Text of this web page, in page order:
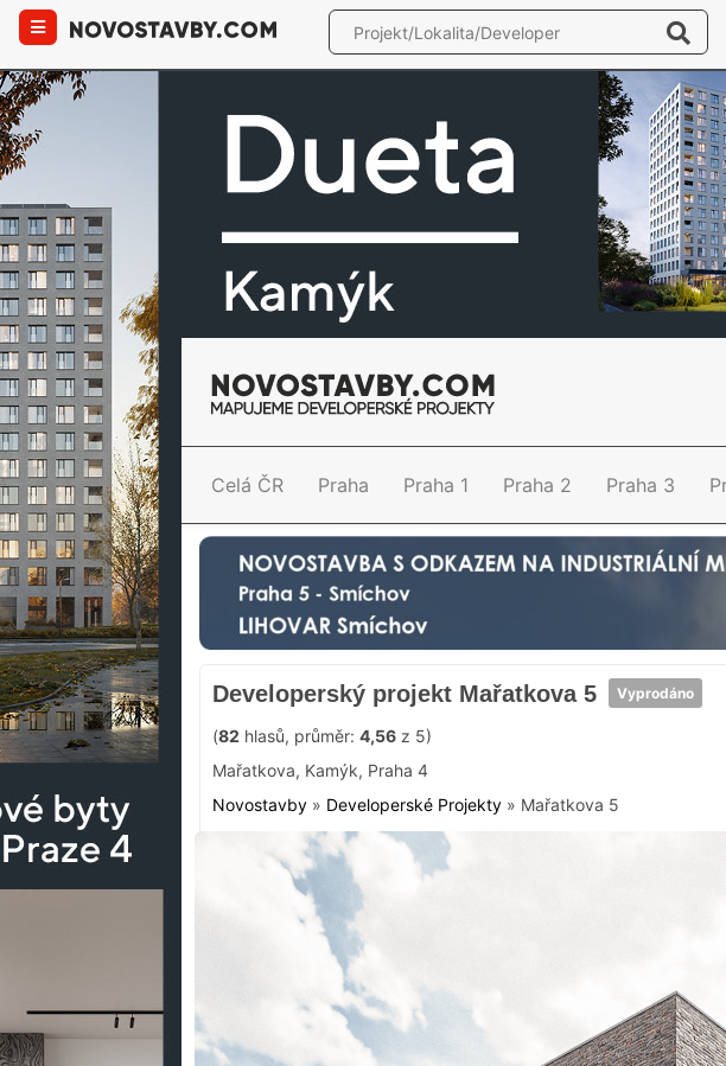
Celá ČR Praha Praha 1 Praha 2 Praha 3
Developerský projekt Mařatkova 5 Vyprodáno
(82 hlasů, průměr: 4,56 z 5)
Mařatkova, Kamýk, Praha 4
Novostavby » Developerské Projekty » Mařatkova 5